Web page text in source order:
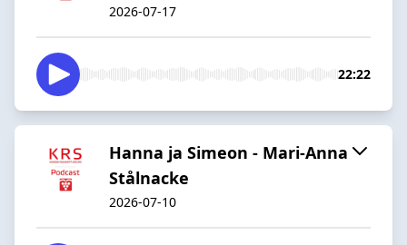
2026-07-17
22:22
Hanna ja Simeon - Mari-Anna
Stålnacke
2026-07-10